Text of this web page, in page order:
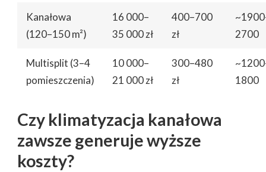
Kanałowa
(120–150 m²)
16 000–
35 000 zł
400–700
zł
2700
Multisplit (3–4
pomieszczenia)
10 000–
21 000 zł
300–480
zł
1800
Czy klimatyzacja kanałowa
zawsze generuje wyższe
koszty?